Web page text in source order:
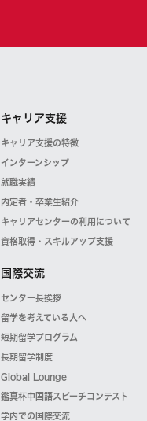
キャリア支援
キャリア支援の特徴
インターンシップ
就職実績
内定者・卒業生紹介
キャリアセンターの利用について
資格取得・スキルアップ支援
国際交流
センター長挨拶
留学を考えている人へ
短期留学プログラム
長期留学制度
Global Lounge
鑑真杯中国語スピーチコンテスト
学内での国際交流